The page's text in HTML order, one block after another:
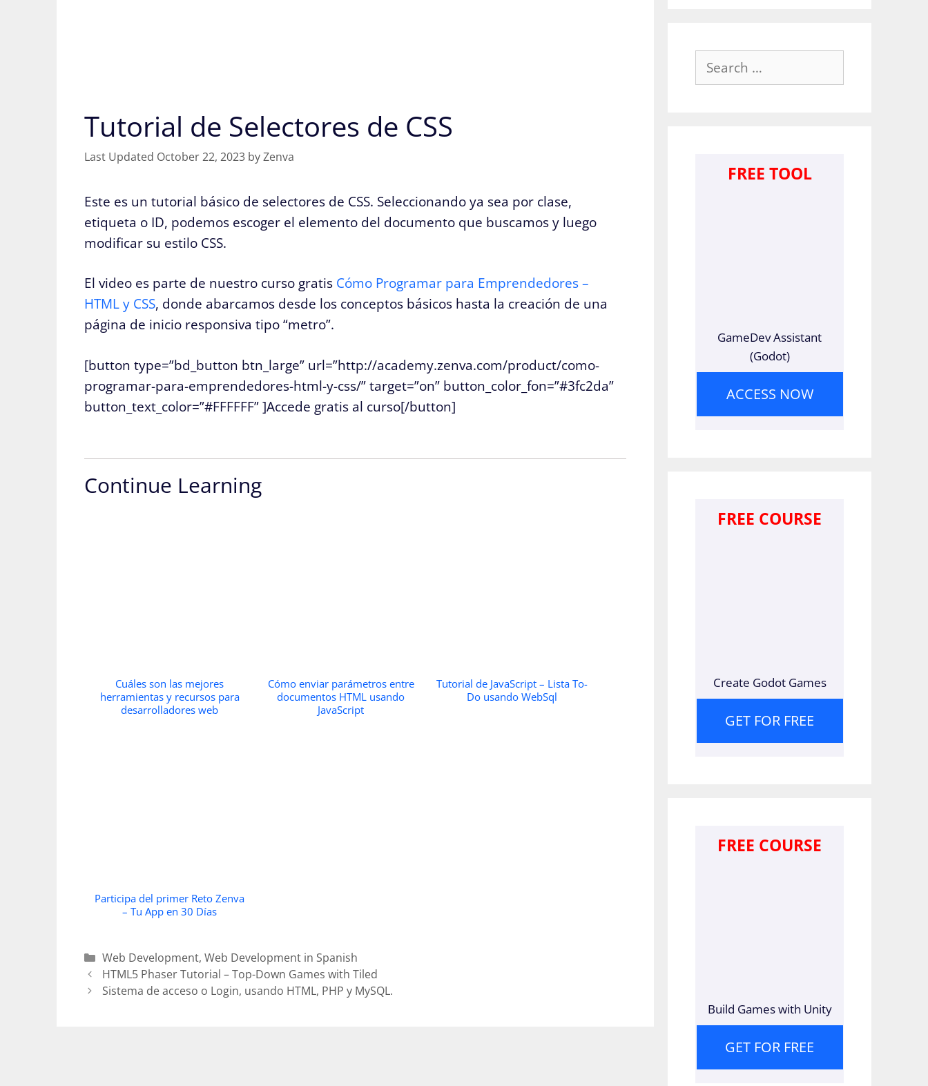
Tutorial de Selectores de CSS
October 22, 2023 byZenva
Este es un tutorial básico de selectores de CSS. Seleccionando ya sea por clase,
etiqueta o ID, podemos escoger el elemento del documento que buscamos y luego
modificar su estilo CSS.
El video es parte de nuestro curso gratis Cómo Programar para Emprendedores –
HTML y CSS, donde abarcamos desde los conceptos básicos hasta la creación de una
página de inicio responsiva tipo “metro”.
[button type=”bd_button btn_large” url=”http://academy.zenva.com/product/como-
programar-para-emprendedores-html-y-css/” target=”on” button_color_fon=”#3fc2da”
button_text_color=”#FFFFFF” ]Accede gratis al curso[/button]
Continue Learning
Cuáles son las mejores
herramientas y recursos para
desarrolladores web
Cómo enviar parámetros entre
documentos HTML usando
JavaScript
Tutorial de JavaScript – Lista To-
Do usando WebSql
Participa del primer Reto Zenva
– Tu App en 30 Días
Categories
Web Development, Web Development in Spanish
HTML5 Phaser Tutorial – Top-Down Games with Tiled
Sistema de acceso o Login, usando HTML, PHP y MySQL.
for:
FREE TOOL
GameDev Assistant
(Godot)
ACCESS NOW
FREE COURSE
Create Godot Games
GET FOR FREE
FREE COURSE
Build Games with Unity
GET FOR FREE